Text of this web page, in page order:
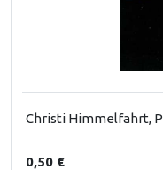
Christi Himmelfahrt,
0,50 €